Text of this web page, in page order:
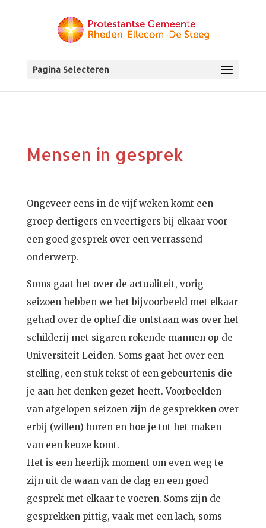
Pagina Selecteren
Mensen in gesprek
Ongeveer eens in de vijf weken komt een
groep dertigers en veertigers bij elkaar voor
een goed gesprek over een verrassend
onderwerp.
Soms gaat het over de actualiteit, vorig
seizoen hebben we het bijvoorbeeld met elkaar
gehad over de ophef die ontstaan was over het
schilderij met sigaren rokende mannen op de
Universiteit Leiden. Soms gaat het over een
stelling, een stuk tekst of een gebeurtenis die
je aan het denken gezet heeft. Voorbeelden
van afgelopen seizoen zijn de gesprekken over
erbij (willen) horen en hoe je tot het maken
van een keuze komt.
Het is een heerlijk moment om even weg te
zijn uit de waan van de dag en een goed
gesprek met elkaar te voeren. Soms zijn de
gesprekken pittig, vaak met een lach, soms